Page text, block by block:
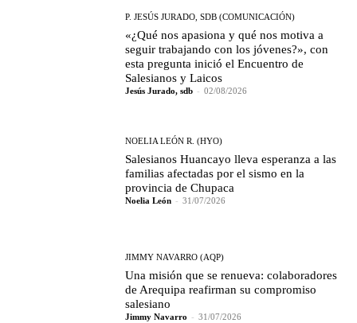
P. JESÚS JURADO, SDB (COMUNICACIÓN)
«¿Qué nos apasiona y qué nos motiva a
seguir trabajando con los jóvenes?», con
esta pregunta inició el Encuentro de
Salesianos y Laicos
Jesús Jurado, sdb - 02/08/2026
NOELIA LEÓN R. (HYO)
Salesianos Huancayo lleva esperanza a las
familias afectadas por el sismo en la
provincia de Chupaca
Noelia León - 31/07/2026
JIMMY NAVARRO (AQP)
Una misión que se renueva: colaboradores
de Arequipa reafirman su compromiso
salesiano
Jimmy Navarro - 31/07/2026